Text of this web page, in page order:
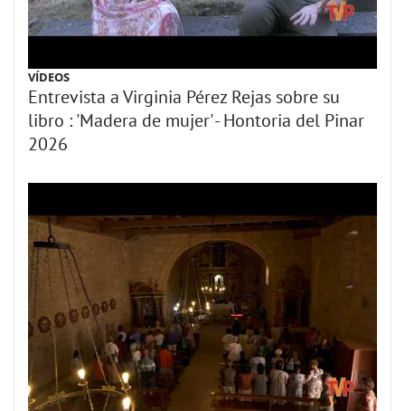
VÍDEOS
Entrevista a Virginia Pérez Rejas sobre su
libro : 'Madera de mujer' - Hontoria del Pinar
2026